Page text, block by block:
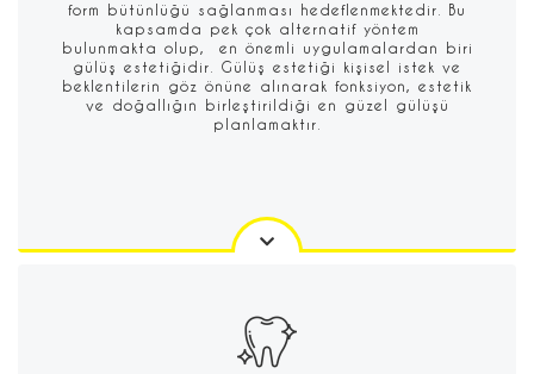
form bütünlüğü sağlanması hedeflenmektedir. Bu
kapsamda pek çok alternatif yöntem
bulunmakta olup, en önemli uygulamalardan biri
gülüş estetiğidir. Gülüş estetiği kişisel istek ve
beklentilerin göz önüne alınarak fonksiyon, estetik
ve doğallığın birleştirildiği en güzel gülüşü
planlamaktır.